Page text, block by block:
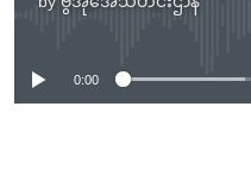
No media
0:00